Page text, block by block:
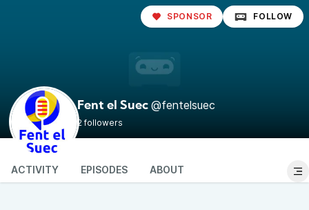
Fent el Suec @fentelsuec
2 followers
SPONSOR FOLLOW
ACTIVITY EPISODES ABOUT